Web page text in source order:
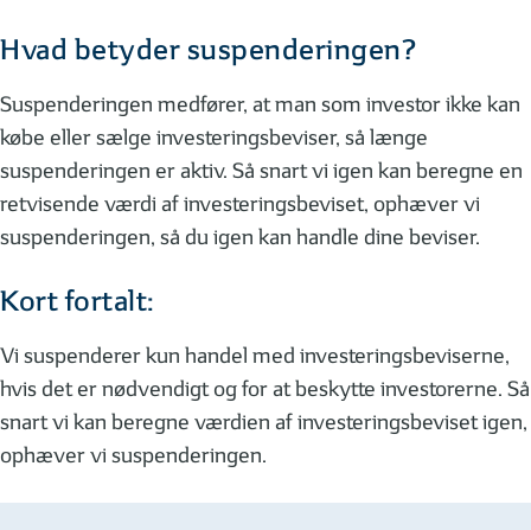
Hvad betyder suspenderingen?
Suspenderingen medfører, at man som investor ikke kan
købe eller sælge investeringsbeviser, så længe
suspenderingen er aktiv. Så snart vi igen kan beregne en
retvisende værdi af investeringsbeviset, ophæver vi
suspenderingen, så du igen kan handle dine beviser.
Kort fortalt:
Vi suspenderer kun handel med investeringsbeviserne,
hvis det er nødvendigt og for at beskytte investorerne. Så
snart vi kan beregne værdien af investeringsbeviset igen,
ophæver vi suspenderingen.